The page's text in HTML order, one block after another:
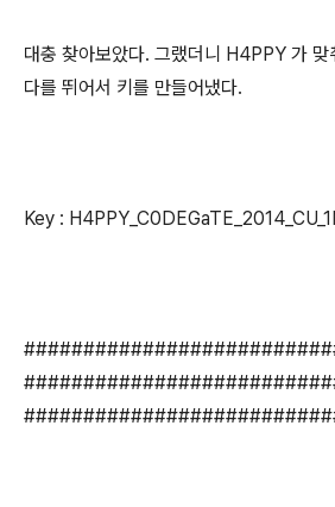
대충 찾아보았다. 그랬더니 H4PPY 가 맞
다를 뛰어서 키를 만들어냈다.
Key :